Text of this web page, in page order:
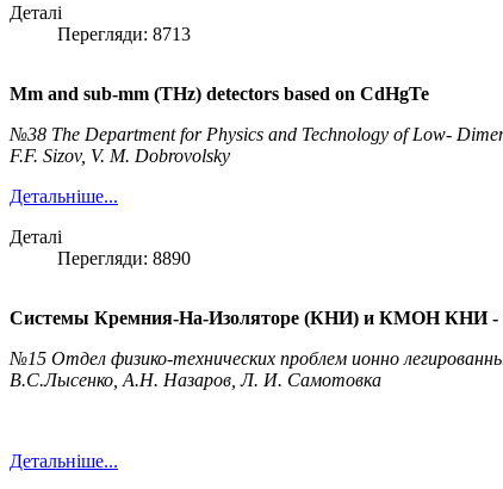
Деталі
Перегляди: 8713
Mm and sub-mm (THz) detectors based on CdHgTe
№38 The Department for Physics and Technology of Low-
F.F. Sizov, V. M. Dobrovolsky
Детальніше...
Деталі
Перегляди: 8890
Системы Кремния-На-Изоляторе (КНИ) и КМОН КНИ -
№15 Отдел физико-технических проблем ионно
В.С.Лысенко, А.Н. Назаров, Л. И. Самотовка
Детальніше...